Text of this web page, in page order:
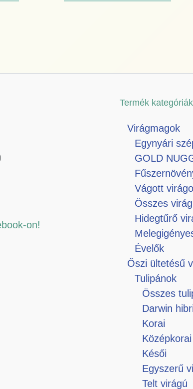
on!
Termék kategóriák
Virágmagok
Egynyári
GOLD
Vágott
Összes
Hidegtűrő
Évelők
Őszi ültetésű
Tulipánok
Összes
Darwin
Korai
Középkorai
Késői
Egyszerű
Telt virágú